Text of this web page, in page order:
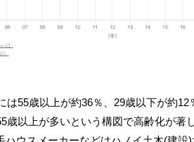
は55歳以上が約36％、29歳以下が約12
歳以上が多いという構図で高齢化が著